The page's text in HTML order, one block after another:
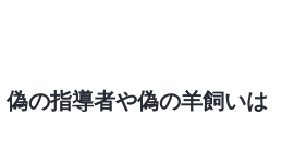
の指導者や偽の羊飼いは